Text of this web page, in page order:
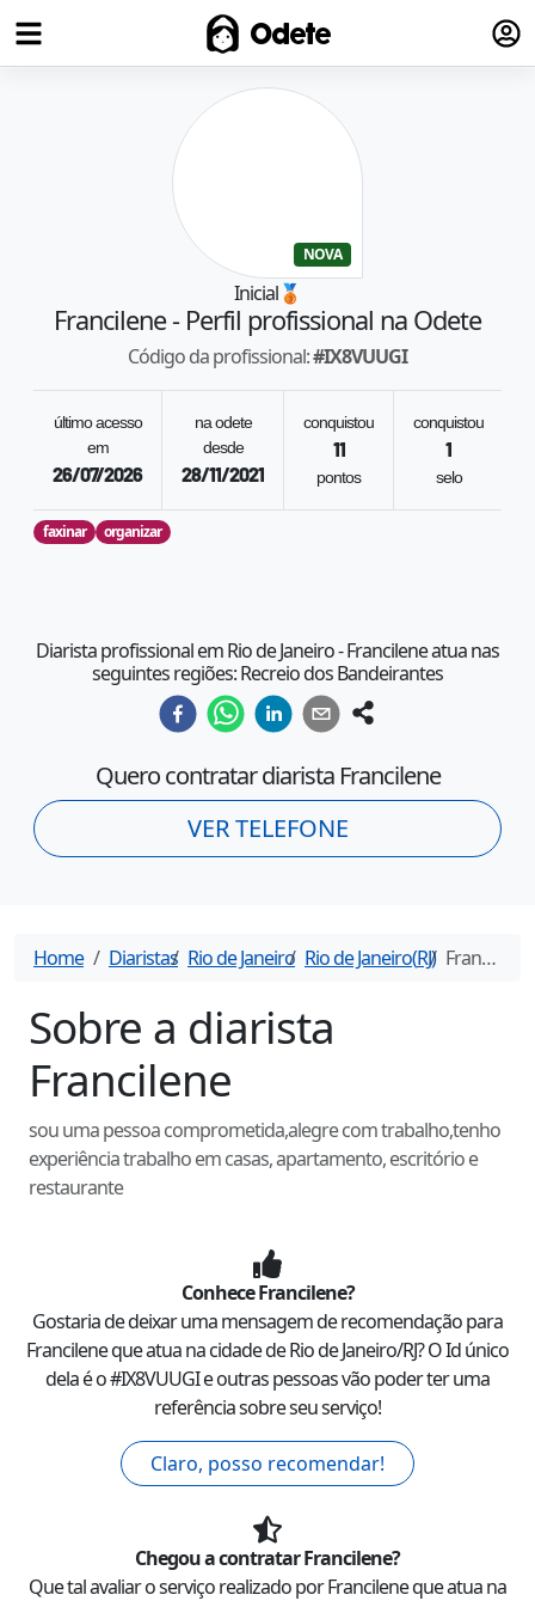
Odete
NOVA
Inicial🥉
Francilene- Perfil profissional na Odete
Código da profissional:#IX8VUUGI
último acesso
em
26/07/2026
na odete
desde
28/11/2021
conquistou
11
pontos
conquistou
1
selo
faxinar organizar
Diarista profissional em Rio de Janeiro - Francilene atua nas
seguintes regiões: Recreio dos Bandeirantes
Quero contratar diarista Francilene
VER TELEFONE
Home Diaristas Rio de Janeiro Rio de Janeiro(RJ) Francilene
Sobre a diarista
Francilene
sou uma pessoa comprometida,alegre com trabalho,tenho
experiência trabalho em casas, apartamento, escritório e
restaurante
ConheceFrancilene?
Gostaria de deixar uma mensagem de recomendação para
Francileneque atua na cidade deRio de Janeiro/RJ? O Id único
dela é o #IX8VUUGIe outras pessoas vão poder ter uma
referência sobre seu serviço!
Claro, posso recomendar!
Chegou a contratarFrancilene?
Que tal avaliar o serviço realizado porFrancileneque atua na